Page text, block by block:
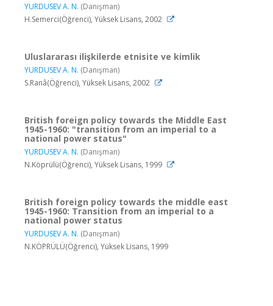
YURDUSEV A. N. (Danışman)
H.Semerci(Öğrenci), Yüksek Lisans, 2002
Uluslararası ilişkilerde etnisite ve kimlik
YURDUSEV A. N. (Danışman)
S.Ranâ(Öğrenci), Yüksek Lisans, 2002
British foreign policy towards the Middle East
1945-1960: "transition from an imperial to a
national power status"
YURDUSEV A. N. (Danışman)
N.Köprülü(Öğrenci), Yüksek Lisans, 1999
British foreign policy towards the middle east
1945-1960: Transition from an imperial to a
national power status
YURDUSEV A. N. (Danışman)
N.KÖPRÜLÜ(Öğrenci), Yüksek Lisans, 1999